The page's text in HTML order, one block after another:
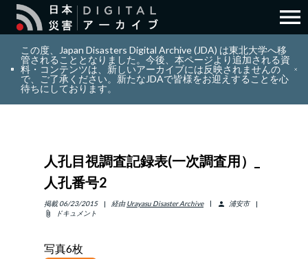
search 検索
layers コレクション
info_outline リソース
アバウト
ENGLISH
menu
この度、Japan Disasters Digital Archive (JDA) は東北大学へ移
管されることとなりました。今後、本ページより追加される資
料・コンテンツは、新しいアーカイブには反映されませんの
で、ご了承ください。新たなJDAで皆様をお迎えすることを心
待ちにしております。
人孔目視調査記録表(一次調査用）_
人孔番号2
掲載 06/23/2015 経由 Urayasu Disaster Archive person
浦安市
attach_file
ドキュメント
写真6枚